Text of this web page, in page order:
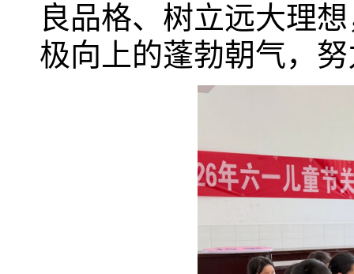
良品格、树立远大理
极向上的蓬勃朝气，